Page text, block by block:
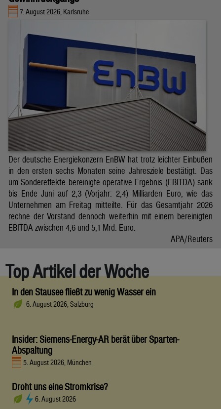
7. August 2026, Karlsruhe
Der deutsche Energiekonzern EnBW hat trotz leichter Einbußen
in den ersten sechs Monaten seine Jahresziele bestätigt. Das
um Sondereffekte bereinigte operative Ergebnis (EBITDA) sank
bis Ende Juni auf 2,3 (Vorjahr: 2,4) Milliarden Euro, wie das
Unternehmen am Freitag mitteilte. Für das Gesamtjahr 2026
rechne der Vorstand dennoch weiterhin mit einem bereinigten
EBITDA zwischen 4,6 und 5,1 Mrd. Euro.
APA/Reuters
Top Artikel der Woche
In den Stausee fließt zu wenig Wasser ein
6. August 2026, Salzburg
Insider: Siemens-Energy-AR berät über Sparten-
Abspaltung
5. August 2026, München
Droht uns eine Stromkrise?
6. August 2026